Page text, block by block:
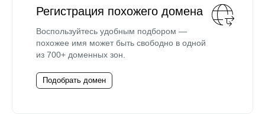
Регистрация похожего домена
Воспользуйтесь удобным подбором —
похожее имя может быть свободно в одной
из 700+ доменных зон.
Подобрать домен